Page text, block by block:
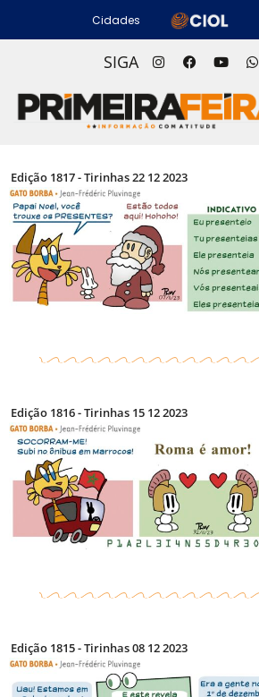
Cidades
SIGA
Edição 1817 - Tirinhas 22 12 2023
Edição 1816 - Tirinhas 15 12 2023
Edição 1815 - Tirinhas 08 12 2023